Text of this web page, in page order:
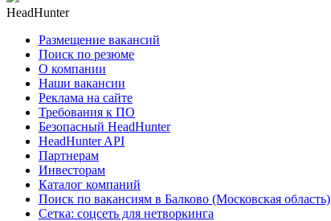
HeadHunter
Размещение вакансий
Поиск по резюме
О компании
Наши вакансии
Реклама на сайте
Требования к ПО
Безопасный HeadHunter
HeadHunter API
Партнерам
Инвесторам
Каталог компаний
Поиск по вакансиям в Балково (Московская область)
Сетка: соцсеть для нетворкинга